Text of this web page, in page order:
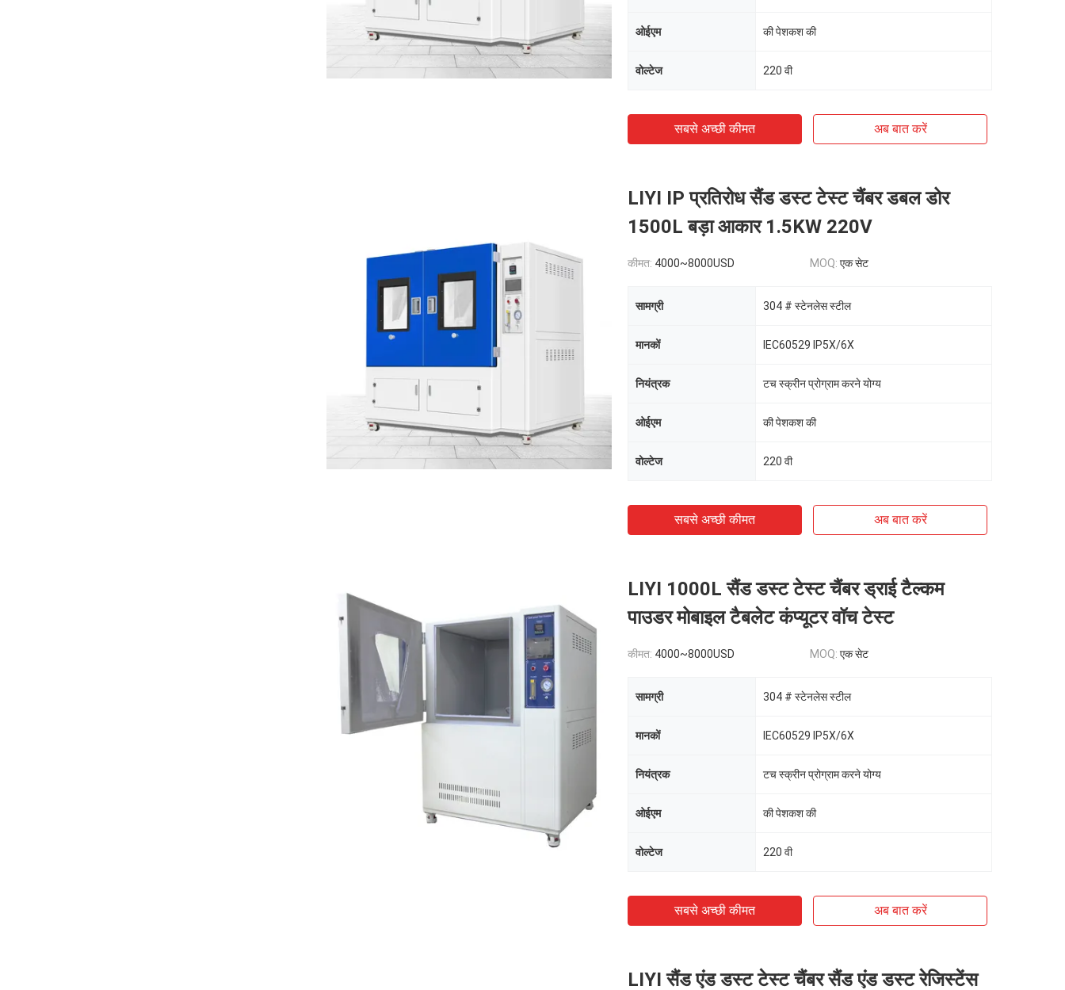
ओईएम की पेशकश की
वोल्टेज 220 वी
सबसे अच्छी कीमत अब बात करें
LIYI IP प्रतिरोध सैंड डस्ट टेस्ट चैंबर डबल डोर
1500L बड़ा आकार 1.5KW 220V
कीमत: 4000~8000USD MOQ: एक सेट
सामग्री 304 # स्टेनलेस स्टील
मानकों IEC60529 IP5X/6X
नियंत्रक टच स्क्रीन प्रोग्राम करने योग्य
ओईएम की पेशकश की
वोल्टेज 220 वी
सबसे अच्छी कीमत अब बात करें
LIYI 1000L सैंड डस्ट टेस्ट चैंबर ड्राई टैल्कम
पाउडर मोबाइल टैबलेट कंप्यूटर वॉच टेस्ट
कीमत: 4000~8000USD MOQ: एक सेट
सामग्री 304 # स्टेनलेस स्टील
मानकों IEC60529 IP5X/6X
नियंत्रक टच स्क्रीन प्रोग्राम करने योग्य
ओईएम की पेशकश की
वोल्टेज 220 वी
सबसे अच्छी कीमत अब बात करें
LIYI सैंड एंड डस्ट टेस्ट चैंबर सैंड एंड डस्ट रेजिस्टेंस